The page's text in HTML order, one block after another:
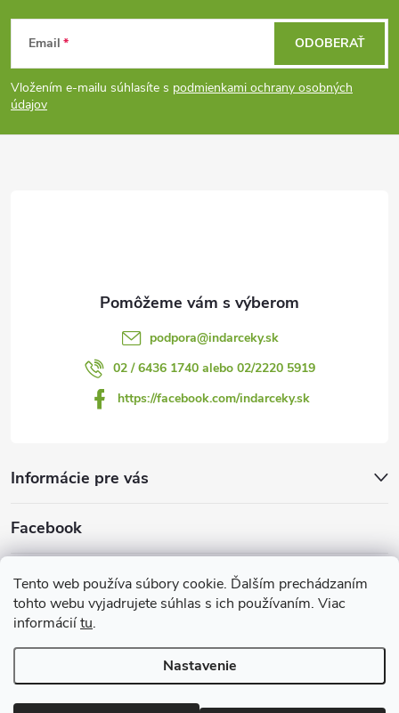
Tento web používa súbory cookie. Ďalším prechádzaním
tohto webu vyjadrujete súhlas s ich používaním. Viac
informáciítu.
Nastavenie
Z
á
p
Email
Vložením e-mailu súhlasíte s podmienkami ochrany osobných
údajov
ODOBERAŤ
podpora@indarceky.sk
02 / 6436 1740 alebo 02/2220 5919
https://facebook.com/indarceky.sk
Informácie pre vás
Facebook
Prijímame online platby
Copyright 2026Indarčeky.sk. Všetky práva vyhradené.Upraviť
nastavenie cookies